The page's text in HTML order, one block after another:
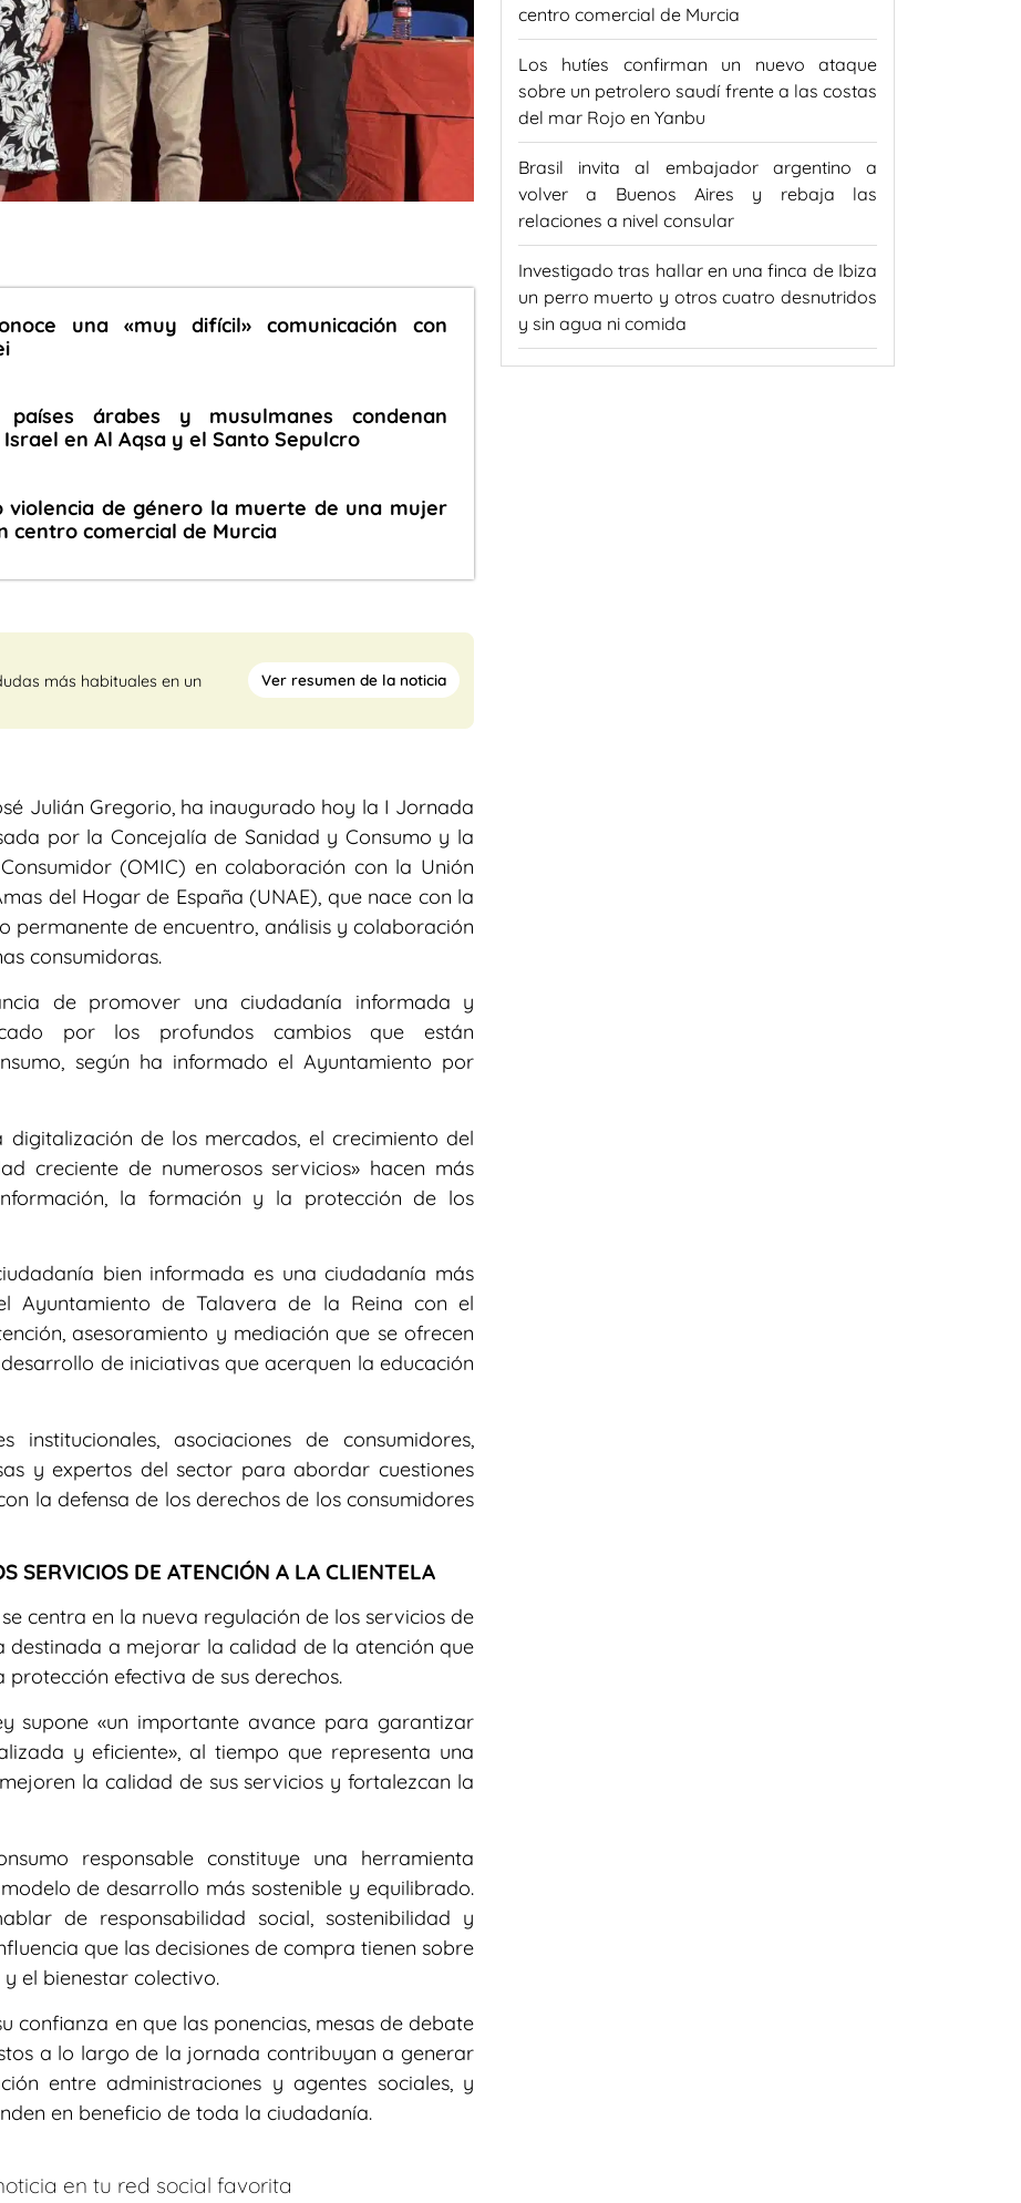
una «muy difícil» comunicación con
árabes y musulmanes condenan
en Al Aqsa y el Santo Sepulcro
violencia de género la muerte de una mujer
centro comercial de Murcia
más habituales en un
Ver resumen de la noticia
Julián Gregorio, ha inaugurado hoy la I Jornada
por la Concejalía de Sanidad y Consumo y la
(OMIC) en colaboración con la Unión
del Hogar de España (UNAE), que nace con la
permanente de encuentro, análisis y colaboración
consumidoras.
de promover una ciudadanía informada y
por los profundos cambios que están
según ha informado el Ayuntamiento por
digitalización de los mercados, el crecimiento del
creciente de numerosos servicios» hacen más
la formación y la protección de los
bien informada es una ciudadanía más
Ayuntamiento de Talavera de la Reina con el
asesoramiento y mediación que se ofrecen
de iniciativas que acerquen la educación
asociaciones de consumidores,
y expertos del sector para abordar cuestiones
la defensa de los derechos de los consumidores
SERVICIOS DE ATENCIÓN A LA CLIENTELA
centra en la nueva regulación de los servicios de
destinada a mejorar la calidad de la atención que
efectiva de sus derechos.
supone «un importante avance para garantizar
y eficiente», al tiempo que representa una
la calidad de sus servicios y fortalezcan la
responsable constituye una herramienta
de desarrollo más sostenible y equilibrado.
de responsabilidad social, sostenibilidad y
que las decisiones de compra tienen sobre
el bienestar colectivo.
confianza en que las ponencias, mesas de debate
a lo largo de la jornada contribuyan a generar
entre administraciones y agentes sociales, y
en beneficio de toda la ciudadanía.
en tu red social favorita
centro comercial de Murcia
Los hutíes confirman un nuevo ataque
sobre un petrolero saudí frente a las costas
del mar Rojo en Yanbu
Brasil invita al embajador argentino a
volver a Buenos Aires y rebaja las
relaciones a nivel consular
Investigado tras hallar en una finca de Ibiza
un perro muerto y otros cuatro desnutridos
y sin agua ni comida